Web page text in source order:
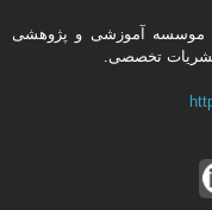
موسسه آموزشی و پژوهشی
نشریات تخصصی.